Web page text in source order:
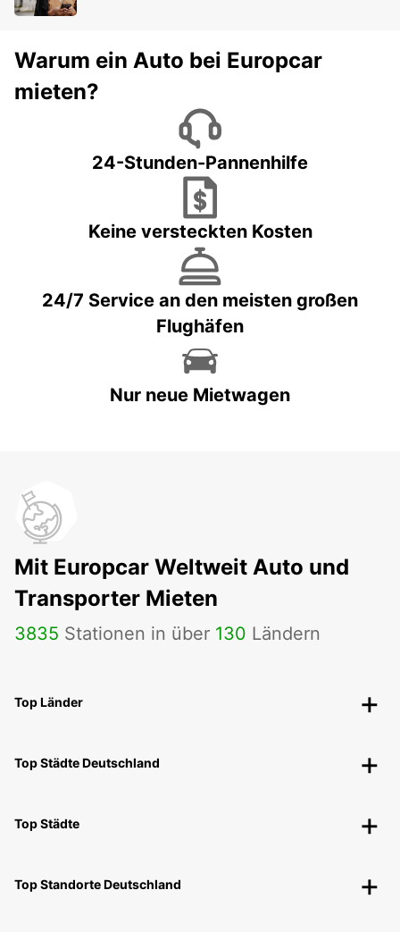
Warum ein Auto bei Europcar
mieten?
24-Stunden-Pannenhilfe
Keine versteckten Kosten
24/7 Service an den meisten großen
Flughäfen
Nur neue Mietwagen
Mit Europcar Weltweit Auto und
Transporter Mieten
3835 Stationen in über 130 Ländern
Top Länder
Top Städte Deutschland
Top Städte
Top Standorte Deutschland